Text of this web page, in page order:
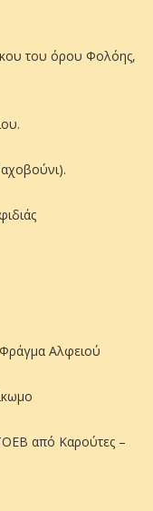
του όρου Φολόης,
Αλφειού
από Καρούτες –